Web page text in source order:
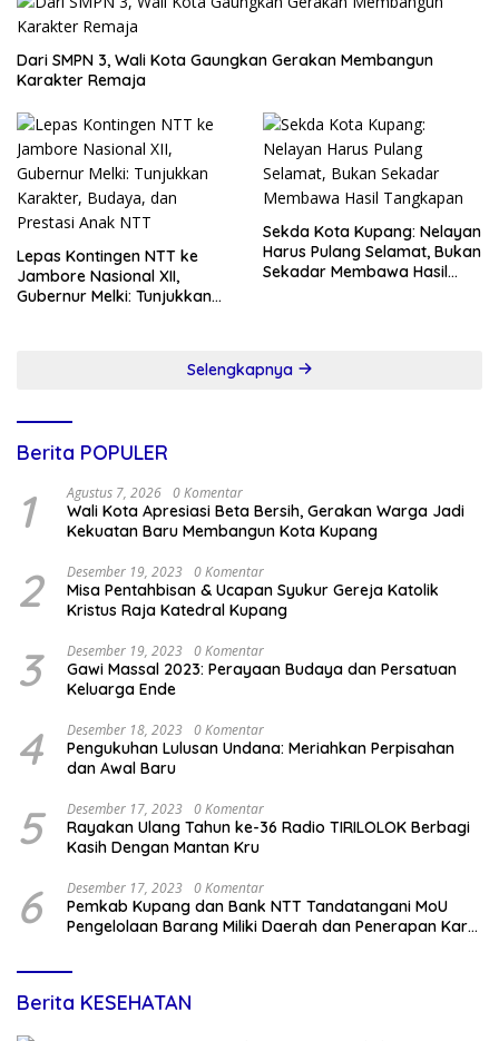
Dari SMPN 3, Wali Kota Gaungkan Gerakan Membangun
Karakter Remaja
Lepas Kontingen NTT ke
Jambore Nasional XII,
Gubernur Melki: Tunjukkan
Sekda Kota Kupang: Nelayan
Harus Pulang Selamat, Bukan
Sekadar Membawa Hasil
Selengkapnya
Berita POPULER
1 Agustus 7, 2026 0 Komentar
Wali Kota Apresiasi Beta Bersih, Gerakan Warga Jadi
Kekuatan Baru Membangun Kota Kupang
2 Desember 19, 2023 0 Komentar
Misa Pentahbisan & Ucapan Syukur Gereja Katolik
Kristus Raja Katedral Kupang
3 Desember 19, 2023 0 Komentar
Gawi Massal 2023: Perayaan Budaya dan Persatuan
Keluarga Ende
4 Desember 18, 2023 0 Komentar
Pengukuhan Lulusan Undana: Meriahkan Perpisahan
dan Awal Baru
5 Desember 17, 2023 0 Komentar
Rayakan Ulang Tahun ke-36 Radio TIRILOLOK Berbagi
Kasih Dengan Mantan Kru
6 Desember 17, 2023 0 Komentar
Pemkab Kupang dan Bank NTT Tandatangani MoU
Pengelolaan Barang Miliki Daerah dan Penerapan Kartu
Berita KESEHATAN